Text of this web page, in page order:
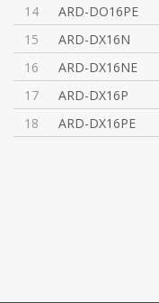
14
ARD-DO16PE
15
ARD-DX16N
16
ARD-DX16NE
17
ARD-DX16P
18
ARD-DX16PE